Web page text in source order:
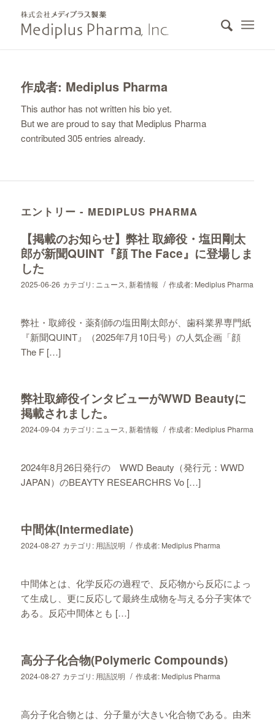
作成者: Mediplus Pharma
This author has not written his bio yet.
But we are proud to say that Mediplus Pharma
contributed 305 entries already.
エントリー - MEDIPLUS PHARMA
【掲載のお知らせ】弊社 取締役・塩田剛太
郎が新聞QUINT『顔 The Face』に登場しま
した
2025-06-26 カテゴリ: ニュース, 新着情報 / 作成者: Mediplus Pharma
弊社・取締役・薬剤師の塩田剛太郎が、歯科業界専門紙
『新聞QUINT』（2025年7月10日号）の人気企画「顔
The F […]
弊社取締役インタビューがWWD Beautyに
掲載されました。
2024-09-04 カテゴリ: ニュース, 新着情報 / 作成者: Mediplus Pharma
2024年8月26日発行の WWD Beauty（発行元：WWD
JAPAN）のBEAYTY RESEARCHRS Vo […]
中間体(Intermediate)
2024-08-27 カテゴリ: 用語説明 / 作成者: Mediplus Pharma
中間体とは、化学反応の過程で、反応物から反応によっ
て生成し、更に反応して最終生成物を与える分子実体で
ある。反応中間体とも […]
高分子化合物(Polymeric Compounds)
2024-08-27 カテゴリ: 用語説明 / 作成者: Mediplus Pharma
高分子化合物とは、分子量が大きい化合物である。由来